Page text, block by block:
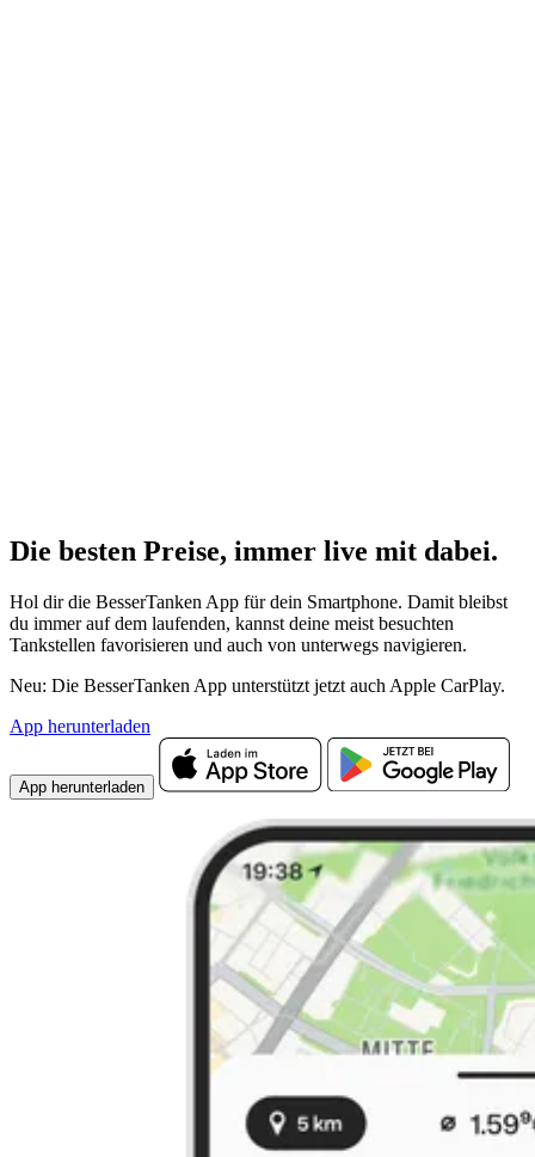
Die besten Preise, immer live mit dabei.
Hol dir die BesserTanken App für dein Smartphone. Damit bleibst
du immer auf dem laufenden, kannst deine meist besuchten
Tankstellen favorisieren und auch von unterwegs navigieren.
Neu: Die BesserTanken App unterstützt jetzt auch Apple CarPlay.
App herunterladen
App herunterladen